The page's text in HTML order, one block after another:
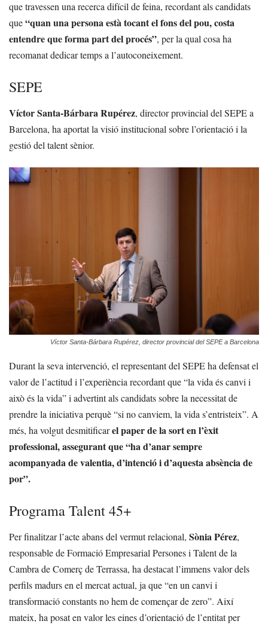
que travessen una recerca difícil de feina, recordant als candidats
que“quan una persona està tocant el fons del pou, costa
entendre que forma part del procés”, per la qual cosa ha
recomanat dedicar temps a l’autoconeixement.
SEPE
Víctor Santa-Bárbara Rupérez, director provincial del SEPE a
Barcelona, ha aportat la visió institucional sobre l’orientació i la
gestió del talent sènior.
Víctor Santa-Bárbara Rupérez, director provincial del SEPE a Barcelona
Durant la seva intervenció, el representant del SEPE ha defensat el
valor de l’actitud i l’experiència recordant que “la vida és canvi i
això és la vida” i advertint als candidats sobre la necessitat de
prendre la iniciativa perquè “si no canviem, la vida s’entristeix”. A
més, ha volgut desmitificarel paper de la sort en l’èxit
professional, assegurant que “ha d’anar sempre
acompanyada de valentia, d’intenció i d’aquesta absència de
por”.
Programa Talent 45+
Per finalitzar l’acte abans del vermut relacional, Sònia Pérez,
responsable de Formació Empresarial Persones i Talent de la
Cambra de Comerç de Terrassa, ha destacat l’immens valor dels
perfils madurs en el mercat actual, ja que “en un canvi i
transformació constants no hem de començar de zero”. Així
mateix, ha posat en valor les eines d’orientació de l’entitat per